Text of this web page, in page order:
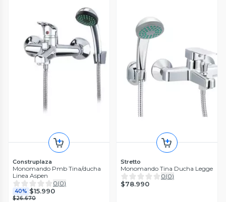
Construplaza
Monomando Pmb Tina/ducha
Linea Aspen
0(0)
40% $15.990
$26.670
Stretto
Monomando Tina Ducha Legge
0(0)
$78.990